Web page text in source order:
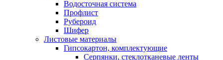
Водосточная система
Профлист
Рубероид
Шифер
Листовые материалы
Гипсокартон, комплектующие
Серпянки, стеклотканевые ленты